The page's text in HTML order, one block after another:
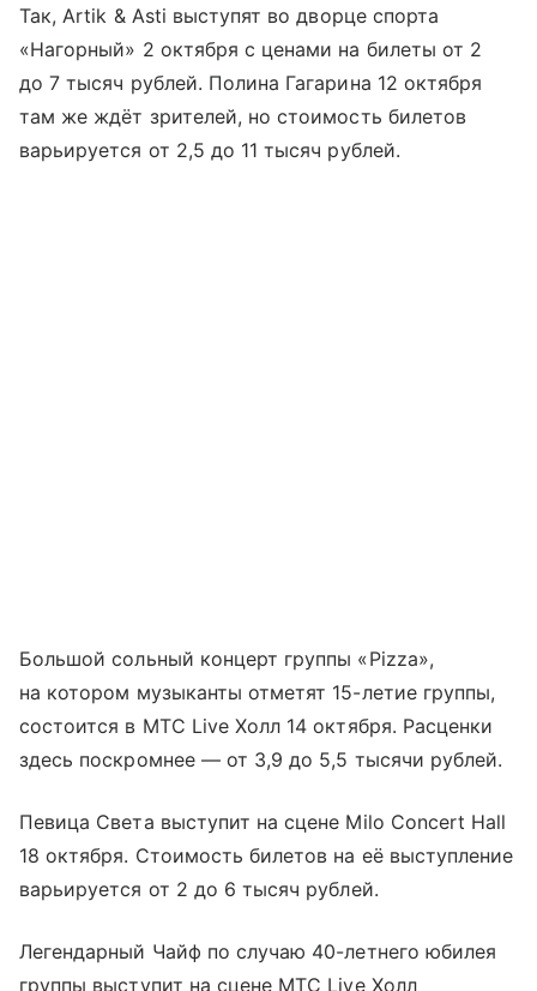
Так, Artik & Asti выступят во дворце спорта
«Нагорный» 2 октября с ценами на билеты от 2
до 7 тысяч рублей. Полина Гагарина 12 октября
там же ждёт зрителей, но стоимость билетов
варьируется от 2,5 до 11 тысяч рублей.
Большой сольный концерт группы «Pizza»,
на котором музыканты отметят 15-летие группы,
состоится в МТС Live Холл 14 октября. Расценки
здесь поскромнее — от 3,9 до 5,5 тысячи рублей.
Певица Света выступит на сцене Milo Concert Hall
18 октября. Стоимость билетов на её выступление
варьируется от 2 до 6 тысяч рублей.
Легендарный Чайф по случаю 40-летнего юбилея
группы выступит на сцене МТС Live Холл